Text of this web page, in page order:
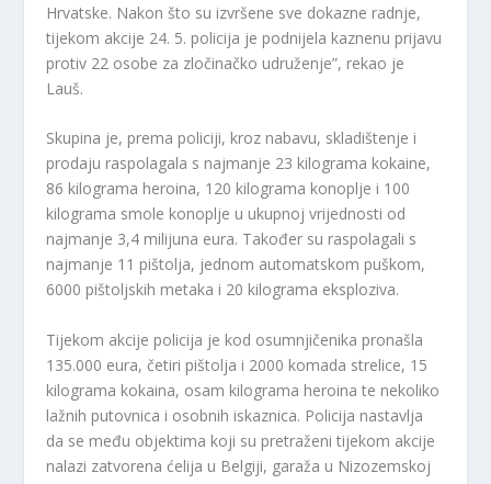
Hrvatske. Nakon što su izvršene sve dokazne radnje,
tijekom akcije 24. 5. policija je podnijela kaznenu prijavu
protiv 22 osobe za zločinačko udruženje”, rekao je
Lauš.
Skupina je, prema policiji, kroz nabavu, skladištenje i
prodaju raspolagala s najmanje 23 kilograma kokaine,
86 kilograma heroina, 120 kilograma konoplje i 100
kilograma smole konoplje u ukupnoj vrijednosti od
najmanje 3,4 milijuna eura. Također su raspolagali s
najmanje 11 pištolja, jednom automatskom puškom,
6000 pištoljskih metaka i 20 kilograma eksploziva.
Tijekom akcije policija je kod osumnjičenika pronašla
135.000 eura, četiri pištolja i 2000 komada strelice, 15
kilograma kokaina, osam kilograma heroina te nekoliko
lažnih putovnica i osobnih iskaznica. Policija nastavlja
da se među objektima koji su pretraženi tijekom akcije
nalazi zatvorena ćelija u Belgiji, garaža u Nizozemskoj